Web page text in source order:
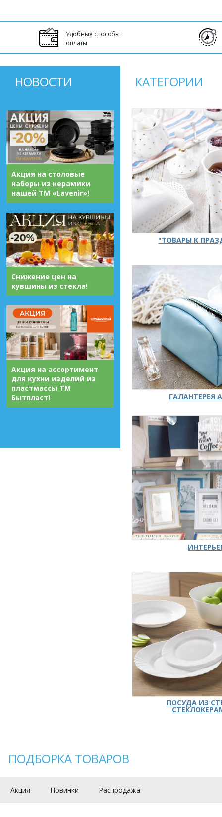
Удобные способы
оплаты
НОВОСТИ
Акция на столовые
наборы из керамики
нашей ТМ «Lavenir»!
Снижение цен на
кувшины из стекла!
Акция на ассортимент
для кухни изделий из
пластмассы ТМ
Бытпласт!
КАТЕГОРИИ
"ТОВАРЫ К
ГАЛАНТЕРЕЯ
ПОСУДА ИЗ
ПОДБОРКА ТОВАРОВ
Акция Новинки Распродажа